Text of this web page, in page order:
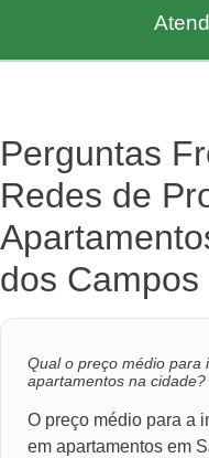
Perguntas
Redes de
dos Campos
Qual o preço médio para
apartamentos na cidade?
O preço médio para a
em apartamentos em